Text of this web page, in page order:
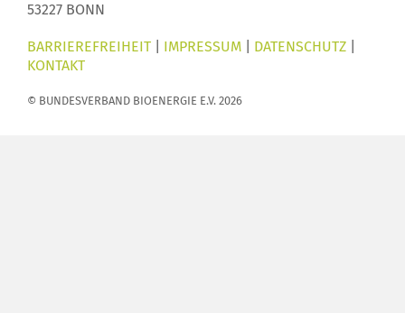
53227 BONN
BARRIEREFREIHEIT IMPRESSUM DATENSCHUTZ
KONTAKT
© BUNDESVERBAND BIOENERGIE E.V. 2026